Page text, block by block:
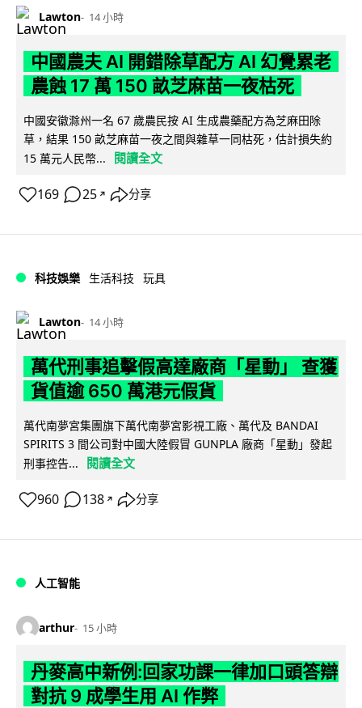
Lawton 14 小時
中國農夫 AI 開錯除草配方 AI 幻覺累老
農蝕 17 萬 150 畝芝麻苗一夜枯死
中國安徽滁州一名 67 歲農民按 AI 生成農藥配方為芝麻田除
草，結果 150 畝芝麻苗一夜之間與雜草一同枯死，估計損失約
15 萬元人民幣...
閱讀全文
169 25 ↗ 分享
科技娛樂 生活科技 玩具
Lawton 14 小時
萬代刑事追擊假高達廠商「星動」 查獲
貨值逾 650 萬港元假貨
萬代南夢宮集團旗下萬代南夢宮影視工廠、萬代及 BANDAI
SPIRITS 3 間公司對中國大陸假冒 GUNPLA 廠商「星動」發起
刑事控告...
閱讀全文
960 138 ↗ 分享
人工智能
arthur 15 小時
丹麥高中新例:回家功課一律加口頭答辯
對抗 9 成學生用 AI 作弊